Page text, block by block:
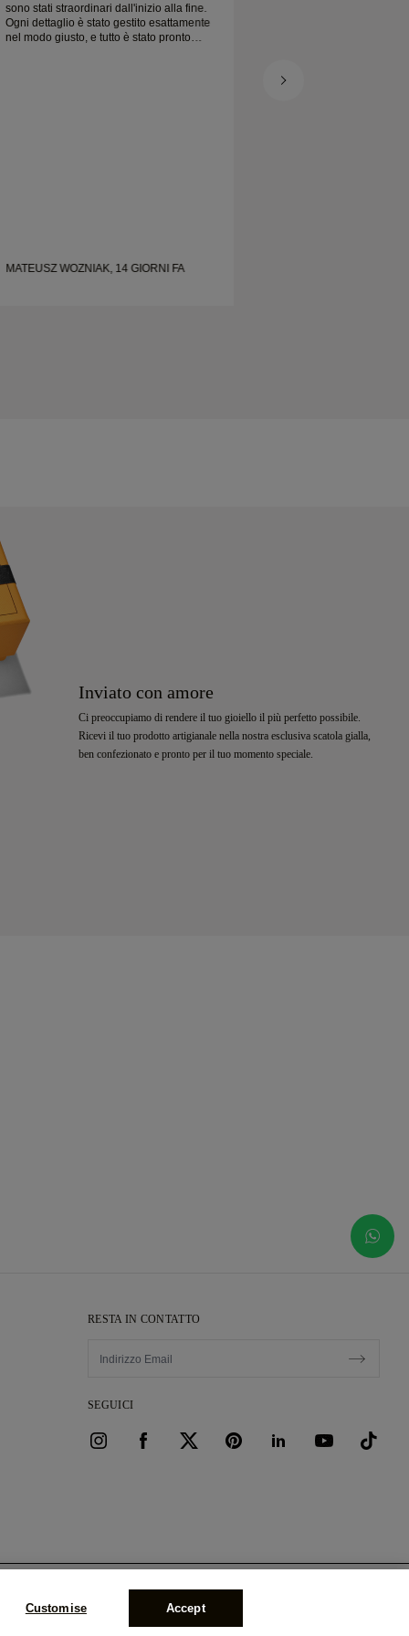
sono stati straordinari dall'inizio alla fine.
Ogni dettaglio è stato gestito esattamente
nel modo giusto, e tutto è stato pronto
MATEUSZ WOZNIAK, 14 GIORNI FA
Inviato con amore
Ci preoccupiamo di rendere il tuo gioiello il più perfetto possibile.
Ricevi il tuo prodotto artigianale nella nostra esclusiva scatola gialla,
ben confezionato e pronto per il tuo momento speciale.
RESTA IN CONTATTO
SEGUICI
HR B 115026
Customise Accept